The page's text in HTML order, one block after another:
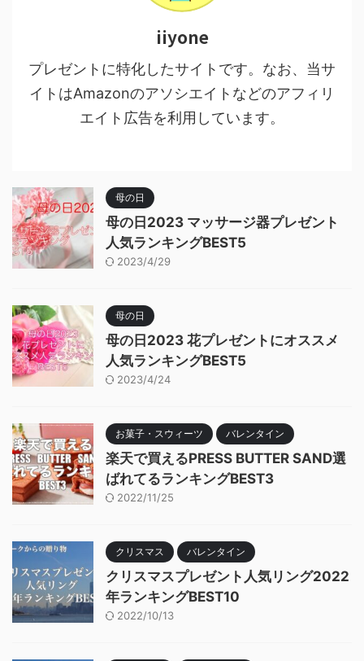
iiyone
プレゼントに特化したサイトです。なお、当サ
イトはAmazonのアソシエイトなどのアフィリ
エイト広告を利用しています。
母の日
母の日2023 マッサージ器プレゼント
人気ランキングBEST5
2023/4/29
母の日
母の日2023 花プレゼントにオススメ
人気ランキングBEST5
2023/4/24
お菓子・スウィーツ バレンタイン
楽天で買えるPRESS BUTTER SAND選
ばれてるランキングBEST3
2022/11/25
クリスマス バレンタイン
クリスマスプレゼント人気リング2022
年ランキングBEST10
2022/10/13